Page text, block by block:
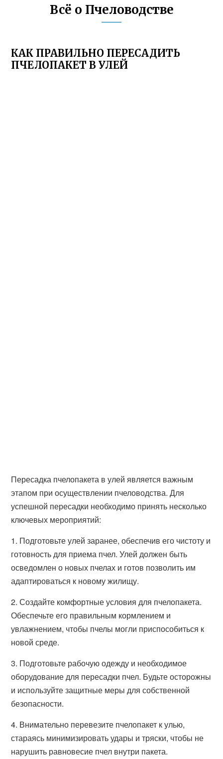
Всё о Пчеловодстве
КАК ПРАВИЛЬНО ПЕРЕСАДИТЬ
ПЧЕЛОПАКЕТ В УЛЕЙ
Пересадка пчелопакета в улей является важным
этапом при осуществлении пчеловодства. Для
успешной пересадки необходимо принять несколько
ключевых мероприятий:
1. Подготовьте улей заранее, обеспечив его чистоту и
готовность для приема пчел. Улей должен быть
осведомлен о новых пчелах и готов позволить им
адаптироваться к новому жилищу.
2. Создайте комфортные условия для пчелопакета.
Обеспечьте его правильным кормлением и
увлажнением, чтобы пчелы могли приспособиться к
новой среде.
3. Подготовьте рабочую одежду и необходимое
оборудование для пересадки пчел. Будьте осторожны
и используйте защитные меры для собственной
безопасности.
4. Внимательно перевезите пчелопакет к улью,
стараясь минимизировать удары и тряски, чтобы не
нарушить равновесие пчел внутри пакета.